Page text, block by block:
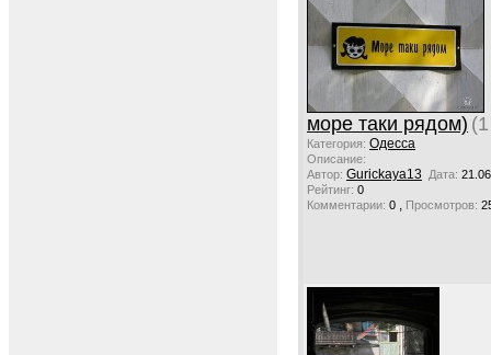
море таки рядом)
Категория: Одесса
Описание:
Автор: Gurickaya13 Дата:
Рейтинг: 0
Комментарии: 0 , Просмотров: